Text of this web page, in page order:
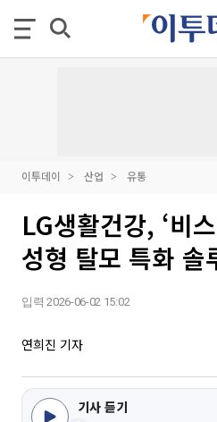
이투데이 산업 유통
LG생활건강, ‘비
성형 탈모 특화 솔
입력 2026-06-02 15:02
연희진 기자
기사 듣기